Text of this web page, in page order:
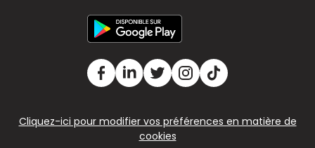
Cliquez-ici pour modifier vos préférences en matière de
cookies